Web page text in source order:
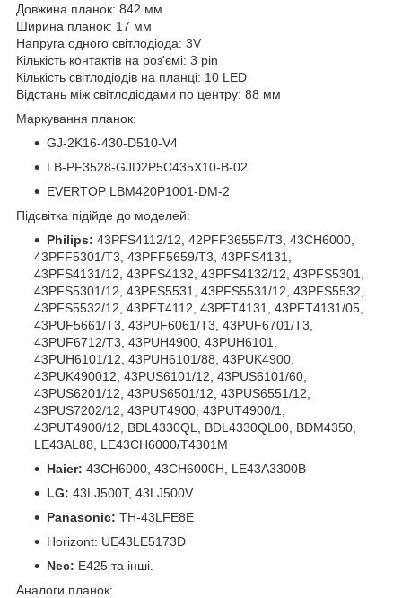
Довжина планок: 842 мм
Ширина планок: 17 мм
Напруга одного світлодіода: 3V
Кількість контактів на роз'ємі: 3 pin
Кількість світлодіодів на планці: 10 LED
Відстань між світлодіодами по центру: 88 мм
Маркування планок:
GJ-2K16-430-D510-V4
LB-PF3528-GJD2P5C435X10-B-02
EVERTOP LBM420P1001-DM-2
Підсвітка підійде до моделей:
Philips: 43PFS4112/12, 42PFF3655F/T3, 43CH6000,
43PFF5301/T3, 43PFF5659/T3, 43PFS4131,
43PFS4131/12, 43PFS4132, 43PFS4132/12, 43PFS5301,
43PFS5301/12, 43PFS5531, 43PFS5531/12, 43PFS5532,
43PFS5532/12, 43PFT4112, 43PFT4131, 43PFT4131/05,
43PUF5661/T3, 43PUF6061/T3, 43PUF6701/T3,
43PUF6712/T3, 43PUH4900, 43PUH6101,
43PUH6101/12, 43PUH6101/88, 43PUK4900,
43PUK490012, 43PUS6101/12, 43PUS6101/60,
43PUS6201/12, 43PUS6501/12, 43PUS6551/12,
43PUS7202/12, 43PUT4900, 43PUT4900/1,
43PUT4900/12, BDL4330QL, BDL4330QL00, BDM4350,
LE43AL88, LE43CH6000/T4301M
Haier: 43CH6000, 43CH6000H, LE43A3300B
LG: 43LJ500T, 43LJ500V
Panasonic: TH-43LFE8E
Horizont: UE43LE5173D
Nec: E425 та інші.
Аналоги планок: